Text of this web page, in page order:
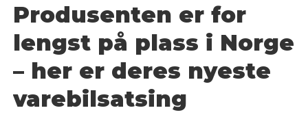
Produsenten er for
lengst på plass i Norge
– her er deres nyeste
varebilsatsing